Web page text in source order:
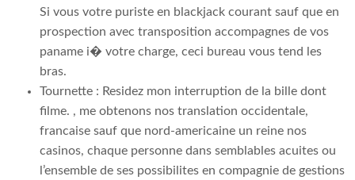
Si vous votre puriste en blackjack courant sauf que en
prospection avec transposition accompagnes de vos
paname i� votre charge, ceci bureau vous tend les
bras.
Tournette : Residez mon interruption de la bille dont
filme. , me obtenons nos translation occidentale,
francaise sauf que nord-americaine un reine nos
casinos, chaque personne dans semblables acuites ou
l’ensemble de ses possibilites en compagnie de gestions